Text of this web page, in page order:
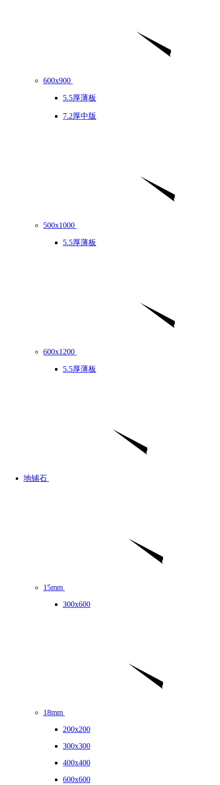
600x900
5.5厚薄板
7.2厚中版
500x1000
5.5厚薄板
600x1200
5.5厚薄板
地铺石
15mm
300x600
18mm
200x200
300x300
400x400
600x600